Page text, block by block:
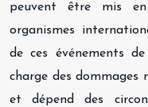
peuvent être mis
organismes
de ces événements
charge des dommages
et dépend des